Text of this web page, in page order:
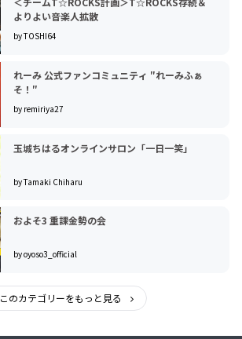
よりよい音楽人拡散
by TOSHI64
れーみ 公式ファンコミュニティ ″れーみふぁ
そ！″
by remiriya27
玉城ちはるオンラインサロン「一日一笑」
by Tamaki Chiharu
およそ3 重課金勢の会
by oyoso3_official
このカテゴリーをもっと見る